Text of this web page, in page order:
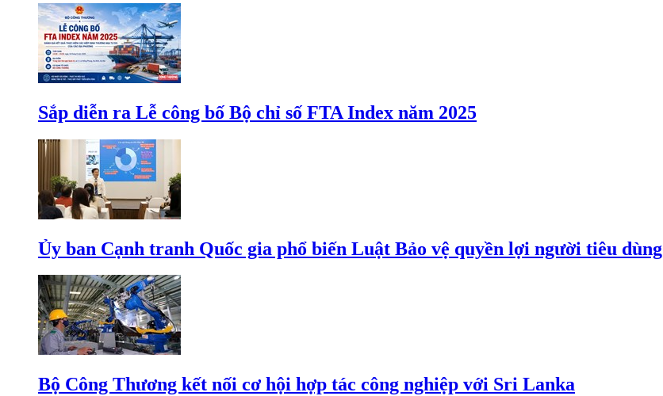
Sắp diễn ra Lễ công bố Bộ chỉ số FTA Index năm 2025
Ủy ban Cạnh tranh Quốc gia phổ biến Luật Bảo vệ quyền lợi người tiêu dùng
Bộ Công Thương kết nối cơ hội hợp tác công nghiệp với Sri Lanka